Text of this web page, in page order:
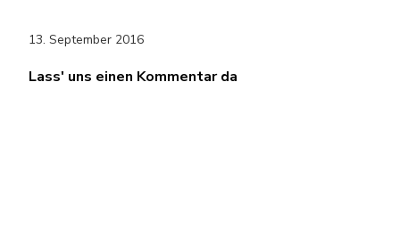
13. September 2016
Lass' uns einen Kommentar da